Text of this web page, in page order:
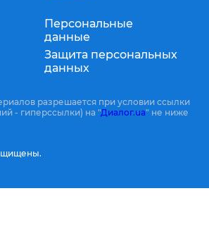
Персональные
данные
Защита персональных
данных
разрешается при условии ссылки
- гиперссылки) на "Диалог.ua" не ниже